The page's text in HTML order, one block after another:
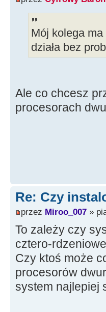
Mój kolega
działa bez
Ale co chcesz
procesorach
Re: Czy
przez Miroo_007 »
To zależy czy
cztero-
Czy ktoś może
procesorów
system najlepiej